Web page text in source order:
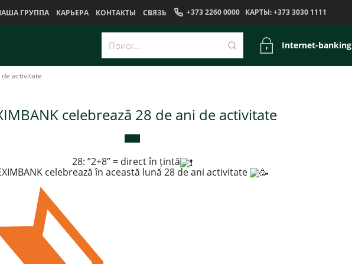
ГРУППА КАРЬЕРА КОНТАКТЫ CВЯЗЬ +373 2260 0000 КАРТЫ:+373 3030 1111
Internet-banking
de activitate
celebrează 28 de ani de activitate
28: ”2+8” = direct în țintă
celebrează în această lună 28 de ani activitate